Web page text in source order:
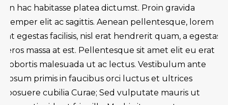
In hac habitasse platea dictumst. Proin gravida
semper elit ac sagittis. Aenean pellentesque, lorem
at egestas facilisis, nisl erat hendrerit quam, a egestas
eros massa at est. Pellentesque sit amet elit eu erat
lobortis malesuada ut ac lectus. Vestibulum ante
ipsum primis in faucibus orci luctus et ultrices
posuere cubilia Curae; Sed vulputate mauris ut